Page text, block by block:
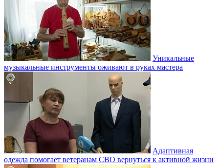
Уникальные
музыкальные инструменты оживают в руках мастера
Адаптивная
одежда помогает ветеранам СВО вернуться к активной жизни